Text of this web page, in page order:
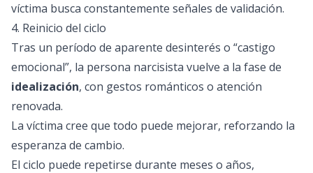
víctima busca constantemente señales de validación.
4. Reinicio del ciclo
Tras un período de aparente desinterés o “castigo
emocional”, la persona narcisista vuelve a la fase de
idealización, con gestos románticos o atención
renovada.
La víctima cree que todo puede mejorar, reforzando la
esperanza de cambio.
El ciclo puede repetirse durante meses o años,